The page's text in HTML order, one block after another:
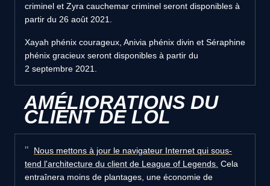
criminel et Zyra cauchemar criminel seront disponibles à
partir du 26 août 2021.
Xayah phénix courageux, Anivia phénix divin et Séraphine
phénix gracieux seront disponibles à partir du
2 septembre 2021.
AMÉLIORATIONS DU
CLIENT DE LOL
Nous mettons à jour le navigateur Internet qui sous-
tend l'architecture du client de League of Legends. Cela
entraînera moins de plantages, une économie de